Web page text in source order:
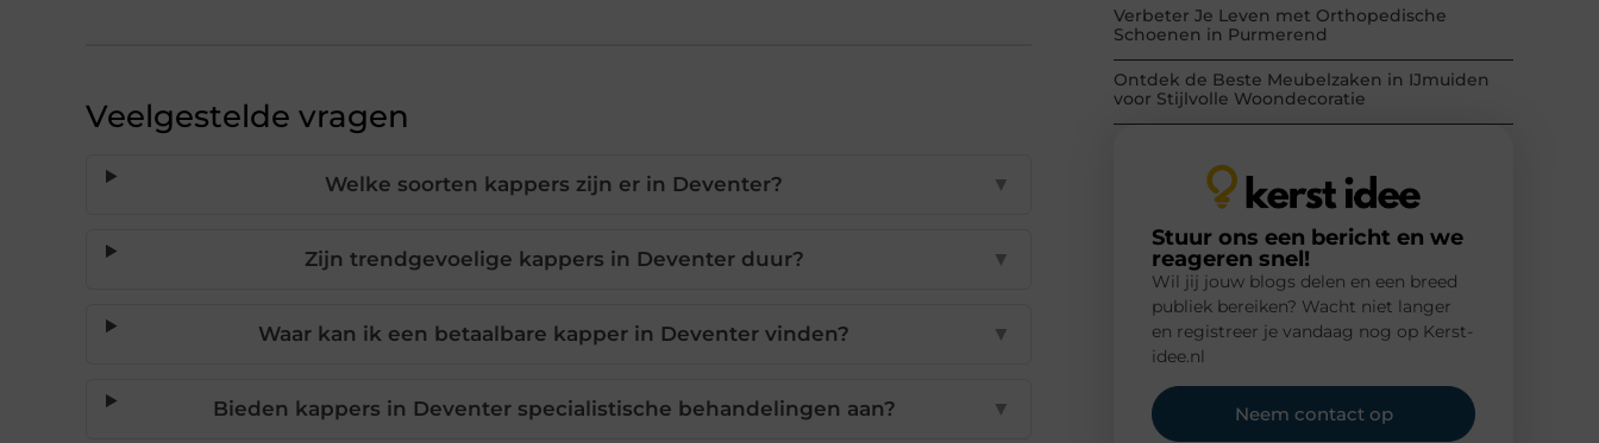
Veelgestelde vragen
Welke soorten kappers zijn er in Deventer? ▼
Zijn trendgevoelige kappers in Deventer duur? ▼
Waar kan ik een betaalbare kapper in Deventer vinden? ▼
Bieden kappers in Deventer specialistische behandelingen aan? ▼
Verbeter Je Leven met Orthopedische
Schoenen in Purmerend
Ontdek de Beste Meubelzaken in IJmuiden
voor Stijlvolle Woondecoratie
Stuur ons een bericht en we
reageren snel!
Wil jij jouw blogs delen en een breed
publiek bereiken? Wacht niet langer
en registreer je vandaag nog op Kerst-
idee.nl
Neem contact op